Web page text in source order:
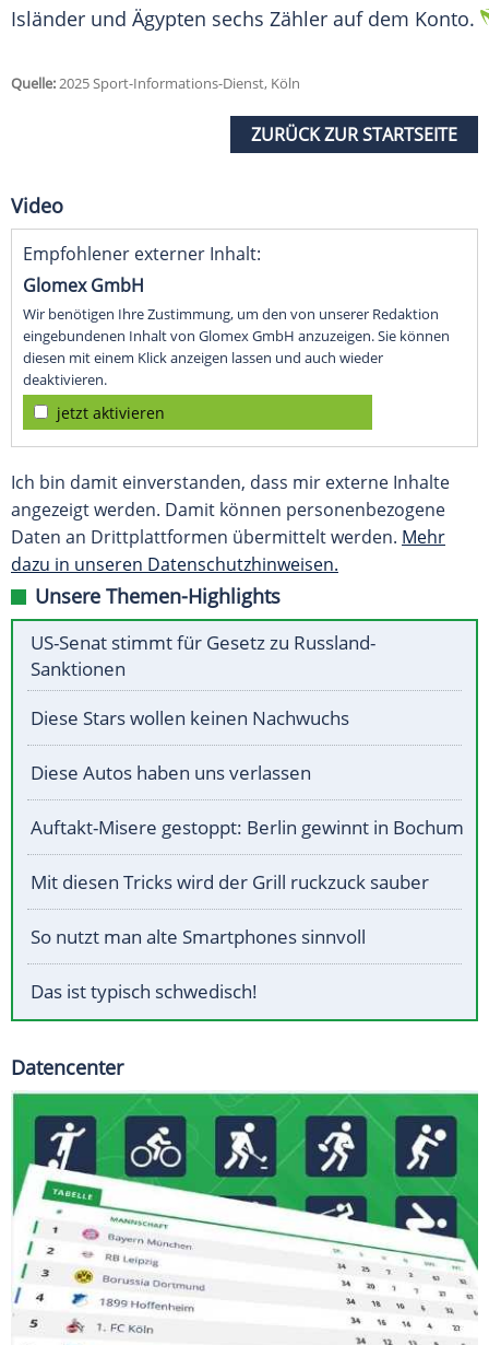
Isländer und Ägypten sechs Zähler auf dem Konto.
Quelle:2025 Sport-Informations-Dienst, Köln
ZURÜCK ZUR STARTSEITE
Video
Empfohlener externer Inhalt:
Glomex GmbH
Wir benötigen Ihre Zustimmung, um den von unserer Redaktion
eingebundenen Inhalt von Glomex GmbH anzuzeigen. Sie können
diesen mit einem Klick anzeigen lassen und auch wieder
deaktivieren.
jetzt aktivieren
Ich bin damit einverstanden, dass mir externe Inhalte
angezeigt werden. Damit können personenbezogene
Daten an Drittplattformen übermittelt werden. Mehr
dazu in unseren Datenschutzhinweisen.
Unsere Themen-Highlights
US-Senat stimmt für Gesetz zu Russland-
Sanktionen
Diese Stars wollen keinen Nachwuchs
Diese Autos haben uns verlassen
Auftakt-Misere gestoppt: Berlin gewinnt in Bochum
Mit diesen Tricks wird der Grill ruckzuck sauber
So nutzt man alte Smartphones sinnvoll
Das ist typisch schwedisch!
Datencenter